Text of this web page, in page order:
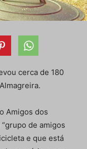
cerca de 180
Amigos dos
de amigos
e que está